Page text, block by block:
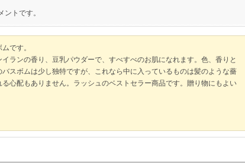
トです。
です。
ランの香り、豆乳パウダーで、すべすべのお肌になれます。色、香りと
スボムは少し独特ですが、これなら中に入っているものは髪のような薔
心配もありません。ラッシュのベストセラー商品です。贈り物にもよい